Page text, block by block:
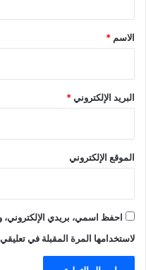
*
الاسم *
البريد الإلكتروني*
الموقع الإلكتروني
احفظ اسمي، بريدي الإلكتروني،
لاستخدامها المرة المقبلة في